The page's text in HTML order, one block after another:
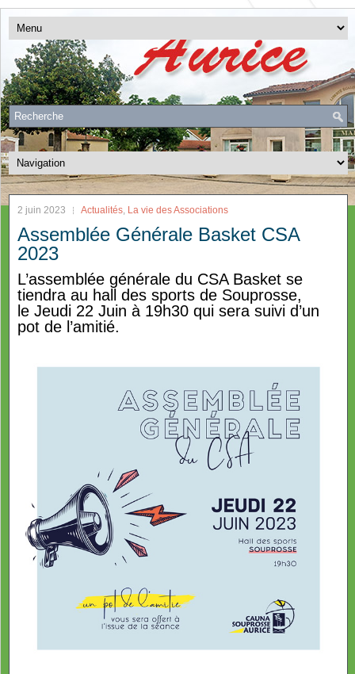
2 juin 2023 Actualités, La vie des Associations
Assemblée Générale Basket CSA
2023
L’assemblée générale du CSA Basket se
tiendra au hall des sports de Souprosse,
le Jeudi 22 Juin à 19h30 qui sera suivi d’un
pot de l’amitié.